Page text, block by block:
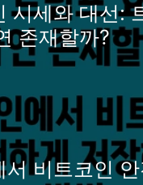
시세와 대선:
존재할까?
서 비트코인